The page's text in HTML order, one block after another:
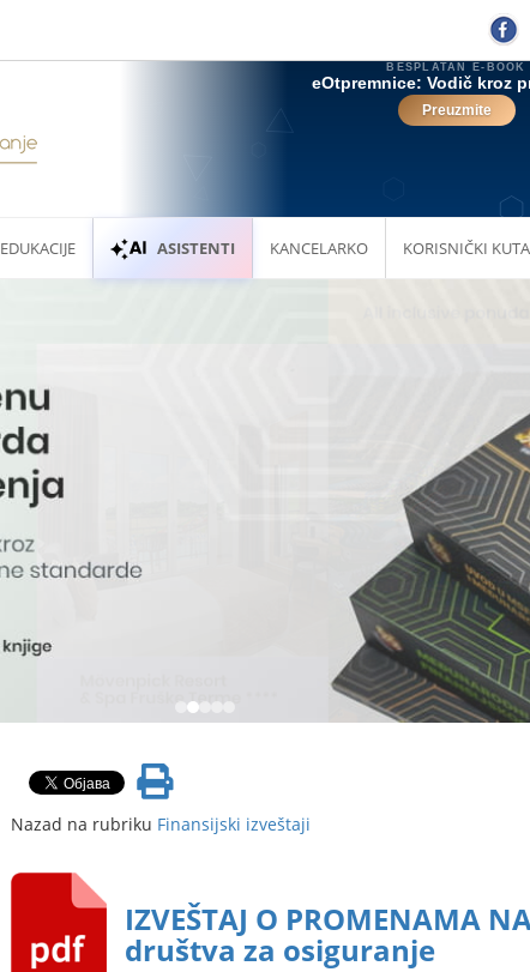
EDUKACIJE ASISTENTI KANCELARKO KORISNIČKI
Nazad na rubriku Finansijski izveštaji
IZVEŠTAJ O PROMENAMA
društva za osiguranje